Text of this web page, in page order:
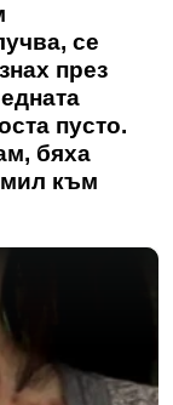
се
през
пусто.
бяха
към